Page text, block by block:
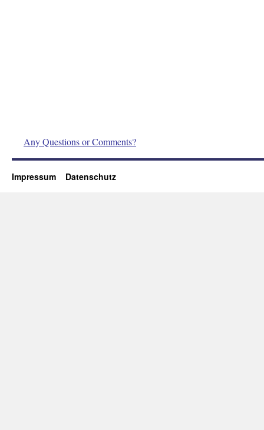
Any Questions or Comments?
Impressum Datenschutz